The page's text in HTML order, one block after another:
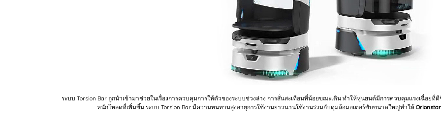
ระบบ Torsion Bar ถูกนำเข้ามาช่วยในเรื่องการควบคุมการให้ตัวของระบบช่วงล่าง การสั่นสะเทือนที่น้อยขณะเดิน ทำให้หุ่นยนต์มีการควบคุมแรงเฉื่อย
หนักโหลดที่เพิ่มขึ้น ระบบ Torsion Bar มีความทนทานสูงอายุการใช้งานยาวนานใช้งานร่วมกับดุมล้อมอเตอร์ขับขนาดใหญ่ทำให้